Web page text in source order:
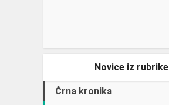
Novice iz rubrike
Črna kronika